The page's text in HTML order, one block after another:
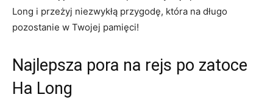
Long​ i przeżyj‌ niezwykłą przygodę, która na długo
pozostanie w Twojej pamięci!
Najlepsza pora na rejs po zatoce
Ha Long